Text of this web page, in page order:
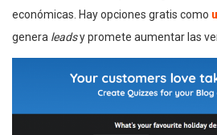
económicas. Hay opciones gratis como
genera leadsy promete aumentar las